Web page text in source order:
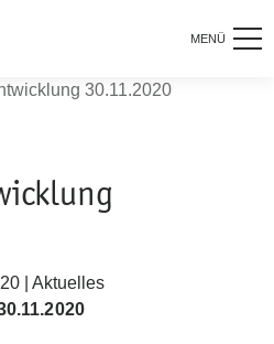
MENÜ
30.11.2020
| Aktuelles